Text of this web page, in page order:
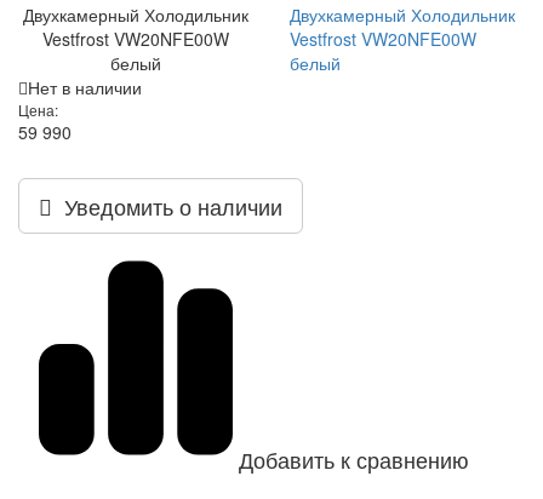
Двухкамерный Холодильник
Vestfrost VW20NFE00W
белый
Двухкамерный Холодильник
Vestfrost VW20NFE00W
белый
Нет в наличии
Цена:
59 990
Уведомить о наличии
Добавить к сравнению